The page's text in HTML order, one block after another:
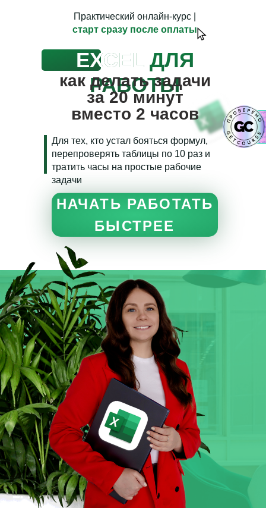
EXCEL ДЛЯ
РАБОТЫ
Практический онлайн-курс |
старт сразу после оплаты
Для тех, кто устал бояться формул,
перепроверять таблицы по 10 раз и
тратить часы на простые рабочие
задачи
как делать задачи
за 20 минут
вместо 2 часов
НАЧАТЬ РАБОТАТЬ
БЫСТРЕЕ